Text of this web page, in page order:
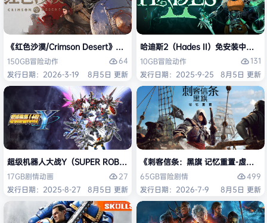
《红色沙漠/Crimson Desert》免安装中文版
150GB冒险动作
64
发行日期：2026-3-19
8月5日 更新
哈迪斯2（Hades II）免安装中文版
10GB冒险动作
131
发行日期：2025-9-25
8月5日 更新
超级机器人大战Y（SUPER ROBOT WARS Y）免安装中文版
17GB剧情动画
27
发行日期：2025-8-27
8月5日 更新
《刺客信条：黑旗 记忆重置-虚拟
65GB冒险剧情
499
发行日期：2026-7-9
8月5日 更新